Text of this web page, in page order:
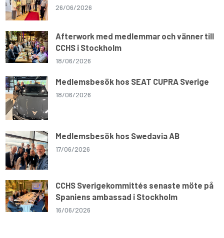
26/06/2026
Afterwork med medlemmar och vänner till
CCHS i Stockholm
18/06/2026
Medlemsbesök hos SEAT CUPRA Sverige
18/06/2026
Medlemsbesök hos Swedavia AB
17/06/2026
CCHS Sverigekommittés senaste möte på
Spaniens ambassad i Stockholm
16/06/2026